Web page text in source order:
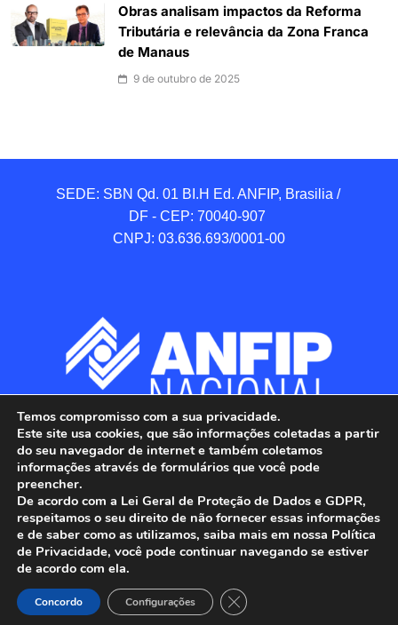
Obras analisam impactos da Reforma
Tributária e relevância da Zona Franca
de Manaus
9 de outubro de 2025
SEDE: SBN Qd. 01 BI.H Ed. ANFIP, Brasilia /
DF - CEP: 70040-907
CNPJ: 03.636.693/0001-00
ANFIP - Associação Nacional dos Auditores
Fiscais da Receita Federal do Brasil.
Todos os Direitos Reservados.
Temos compromisso com a sua privacidade.
Este site usa cookies, que são informações coletadas a partir
do seu navegador de internet e também coletamos
informações através de formulários que você pode
preencher.
De acordo com a Lei Geral de Proteção de Dados e GDPR,
respeitamos o seu direito de não fornecer essas informações
e de saber como as utilizamos, saiba mais em nossa Política
de Privacidade, você pode continuar navegando se estiver
de acordo com ela.
Concordo Configurações Close GDPR Cookie Banner